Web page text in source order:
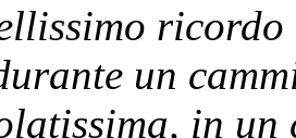
un
in un